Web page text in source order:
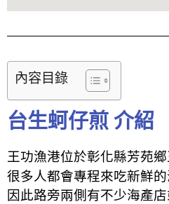
內容目錄
台生蚵仔煎 介紹
王功漁港位於彰化縣芳苑
很多人都會專程來吃新鮮
因此路旁兩側有不少海產